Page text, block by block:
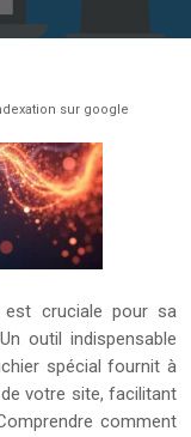
sur google
est cruciale pour sa
outil indispensable
spécial fournit à
votre site, facilitant
comment